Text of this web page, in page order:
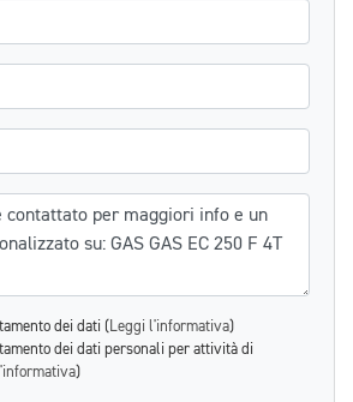
dei dati ( Leggi l'informativa)
dei dati personali per attività di
)